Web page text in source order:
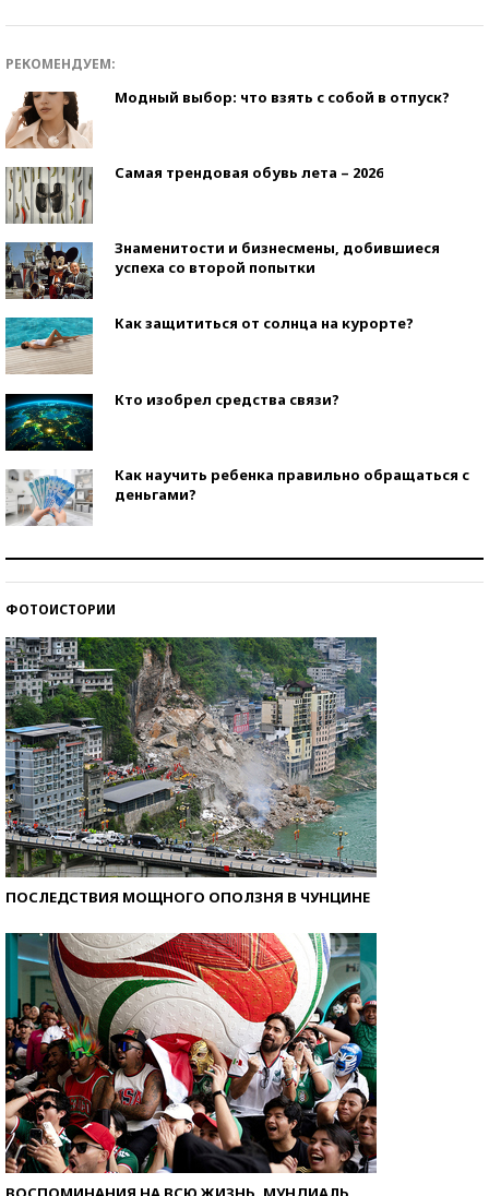
РЕКОМЕНДУЕМ:
Модный выбор: что взять с собой в отпуск?
Самая трендовая обувь лета – 2026
Знаменитости и бизнесмены, добившиеся
успеха со второй попытки
Как защититься от солнца на курорте?
Кто изобрел средства связи?
Как научить ребенка правильно обращаться с
деньгами?
ФОТОИСТОРИИ
ПОСЛЕДСТВИЯ МОЩНОГО ОПОЛЗНЯ В ЧУНЦИНЕ